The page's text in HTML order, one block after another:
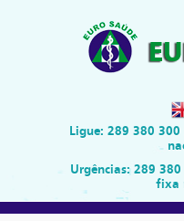
Ligue: 289 380 300
Urgências: 289 380
fixa